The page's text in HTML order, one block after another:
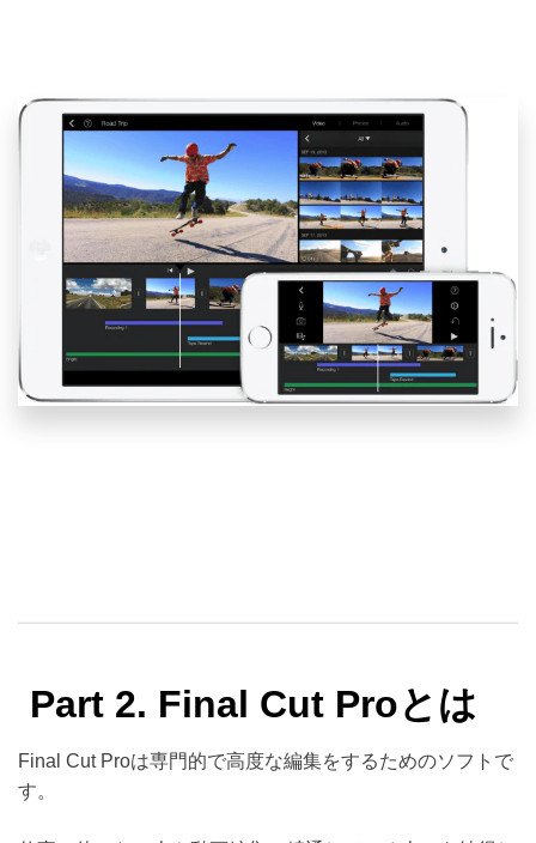
Part 2. Final Cut Proとは
Final Cut Proは専門的で高度な編集をするためのソフトで
す。